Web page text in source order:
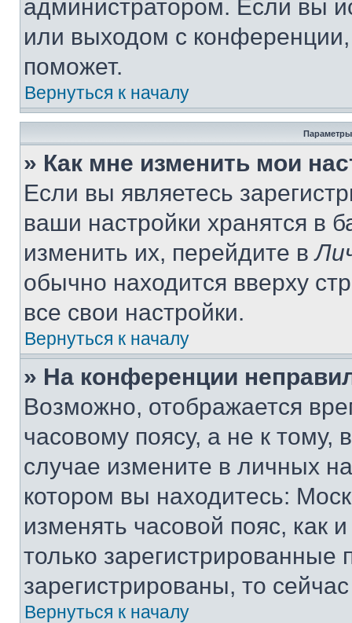
администратором. Если вы
или выходом с
поможет.
Вернуться к началу
Параметры
» Как мне изменить мои
Если вы являетесь
ваши настройки хранятся в
изменить их, перейдите в
обычно находится вверху
все свои настройки.
Вернуться к началу
» На конференции
Возможно, отображается
часовому поясу, а не к тому,
случае измените в личных
котором вы находитесь:
изменять часовой пояс, как
только
зарегистрированы, то
Вернуться к началу